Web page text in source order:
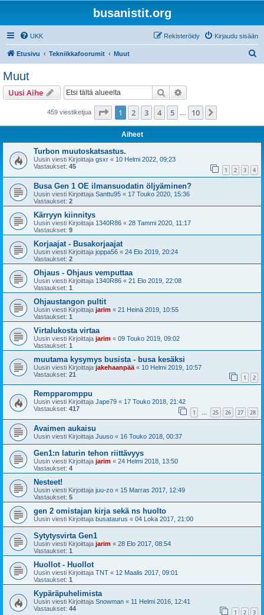
busanistit.org
UKK Kirjaudu sisään
Rekisteröidy
Etusivu Tekniikkafoorumit Muut
Muut
Uusi Aihe Etsi
459 viestiketjua Sivu /10
1 2 3 4 5 10
Aiheet
Turbon muutoskatsastus.
Uusin viesti Kirjoittaja gsxr « 10 Helmi 2022, 09:23
Vastaukset: 45 1 2 3 4
Busa Gen 1 OE ilmansuodatin öljyäminen?
Uusin viesti Kirjoittaja Santtu95 « 17 Touko 2020, 15:36
Vastaukset: 2
Kärryyn kiinnitys
Uusin viesti Kirjoittaja 1340R86 « 28 Tammi 2020, 11:17
Vastaukset: 9
Korjaajat - Busakorjaajat
Uusin viesti Kirjoittaja joppa56 « 24 Elo 2019, 20:24
Vastaukset: 2
Ohjaus - Ohjaus vemputtaa
Uusin viesti Kirjoittaja 1340R86 « 21 Elo 2019, 22:08
Vastaukset: 1
Ohjaustangon pultit
Uusin viesti Kirjoittaja jarim « 21 Heinä 2019, 10:55
Vastaukset: 1
Virtalukosta virtaa
Uusin viesti Kirjoittaja jarim « 09 Touko 2019, 09:02
Vastaukset: 1
muutama kysymys busista - busa kesäksi
Uusin viesti Kirjoittaja jakehaanpää « 10 Helmi 2019, 10:57
Vastaukset: 21 1 2
Rempparomppu
Uusin viesti Kirjoittaja Jape79 « 17 Touko 2018, 21:42
Vastaukset: 417 1 … 25 26 27 28
Avaimen aukaisu
Uusin viesti Kirjoittaja Juuso « 16 Touko 2018, 00:37
Gen1:n laturin tehon riittävyys
Uusin viesti Kirjoittaja jarim « 24 Helmi 2018, 13:50
Vastaukset: 4
Nesteet!
Uusin viesti Kirjoittaja juu-zo « 15 Marras 2017, 12:49
Vastaukset: 5
gen 2 omistajan kirja sekä ns huolto
Uusin viesti Kirjoittaja busataurus « 04 Loka 2017, 21:00
Sytytysvirta Gen1
Uusin viesti Kirjoittaja jarim « 28 Elo 2017, 08:54
Vastaukset: 1
Huollot - Huollot
Uusin viesti Kirjoittaja TNT « 12 Maalis 2017, 09:01
Vastaukset: 1
Kypäräpuhelimista
Uusin viesti Kirjoittaja Snowman « 11 Helmi 2016, 12:41
Vastaukset: 44 1 2 3